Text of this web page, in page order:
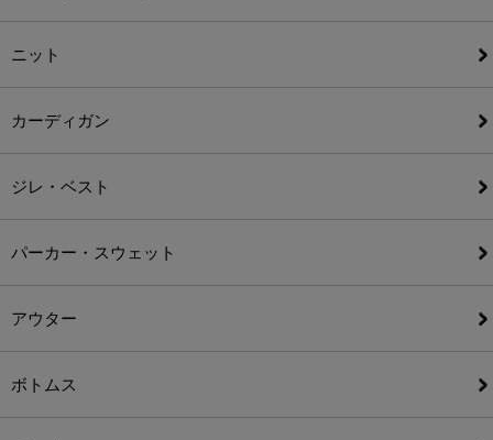
ニット
カーディガン
ジレ・ベスト
パーカー・スウェット
アウター
ボトムス